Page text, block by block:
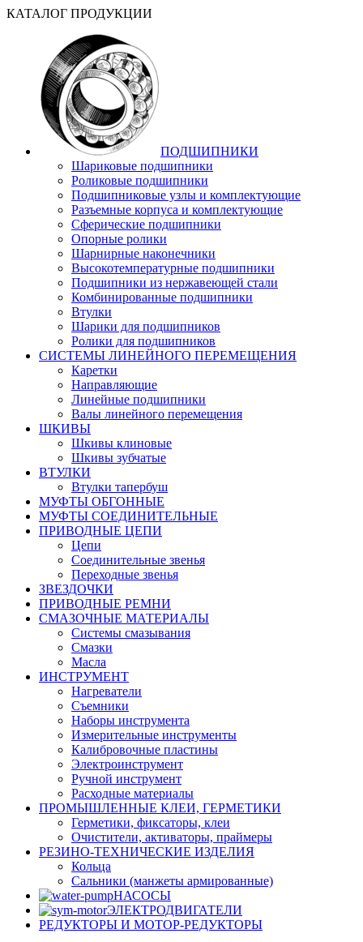
КАТАЛОГ ПРОДУКЦИИ
ПОДШИПНИКИ
Шариковые подшипники
Роликовые подшипники
Подшипниковые узлы и комплектующие
Разъемные корпуса и комплектующие
Сферические подшипники
Опорные ролики
Шарнирные наконечники
Высокотемпературные подшипники
Подшипники из нержавеющей стали
Комбинированные подшипники
Втулки
Шарики для подшипников
Ролики для подшипников
СИСТЕМЫ ЛИНЕЙНОГО ПЕРЕМЕЩЕНИЯ
Каретки
Направляющие
Линейные подшипники
Валы линейного перемещения
ШКИВЫ
Шкивы клиновые
Шкивы зубчатые
ВТУЛКИ
Втулки тапербуш
МУФТЫ ОБГОННЫЕ
МУФТЫ СОЕДИНИТЕЛЬНЫЕ
ПРИВОДНЫЕ ЦЕПИ
Цепи
Соединительные звенья
Переходные звенья
ЗВЕЗДОЧКИ
ПРИВОДНЫЕ РЕМНИ
СМАЗОЧНЫЕ МАТЕРИАЛЫ
Системы смазывания
Смазки
Масла
ИНСТРУМЕНТ
Нагреватели
Съемники
Наборы инструмента
Измерительные инструменты
Калибровочные пластины
Электроинструмент
Ручной инструмент
Расходные материалы
ПРОМЫШЛЕННЫЕ КЛЕИ, ГЕРМЕТИКИ
Герметики, фиксаторы, клеи
Очистители, активаторы, праймеры
РЕЗИНО-ТЕХНИЧЕСКИЕ ИЗДЕЛИЯ
Кольца
Сальники (манжеты армированные)
НАСОСЫ
ЭЛЕКТРОДВИГАТЕЛИ
РЕДУКТОРЫ И МОТОР-РЕДУКТОРЫ